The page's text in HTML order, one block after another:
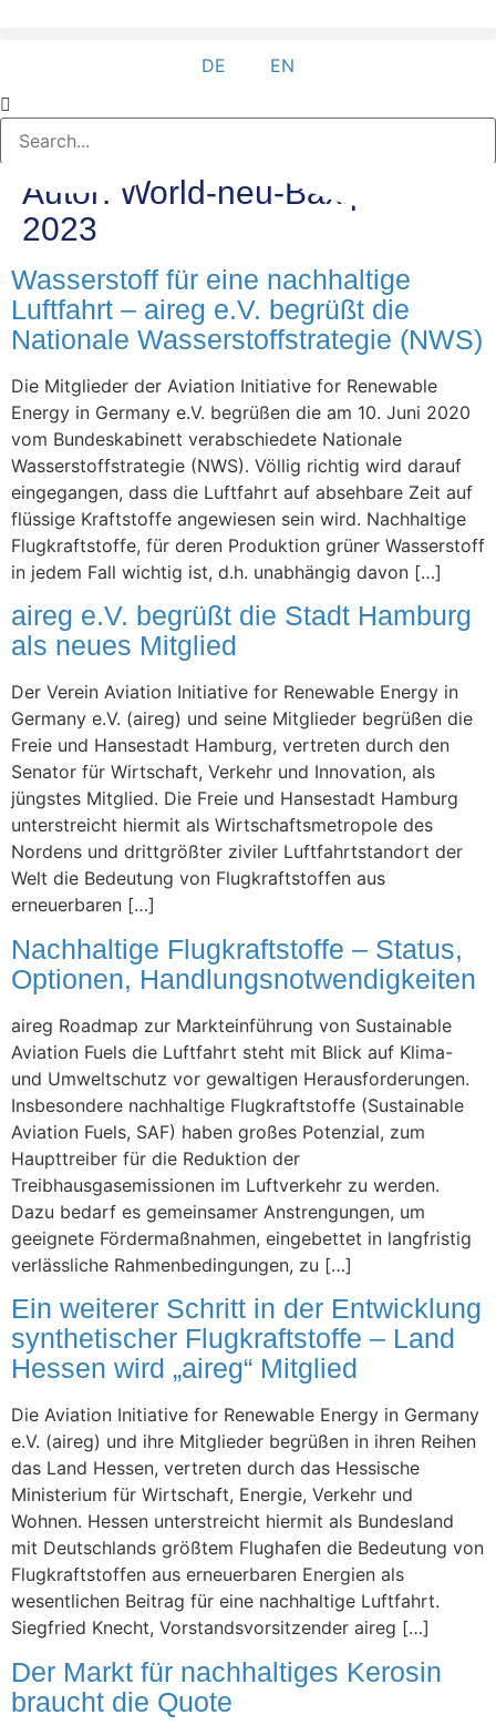
DE EN
Autor: World-neu-Baxipix-
2023
Wasserstoff für eine nachhaltige
Luftfahrt – aireg e.V. begrüßt die
Nationale Wasserstoffstrategie (NWS)
Die Mitglieder der Aviation Initiative for Renewable
Energy in Germany e.V. begrüßen die am 10. Juni 2020
vom Bundeskabinett verabschiedete Nationale
Wasserstoffstrategie (NWS). Völlig richtig wird darauf
eingegangen, dass die Luftfahrt auf absehbare Zeit auf
flüssige Kraftstoffe angewiesen sein wird. Nachhaltige
Flugkraftstoffe, für deren Produktion grüner Wasserstoff
in jedem Fall wichtig ist, d.h. unabhängig davon […]
aireg e.V. begrüßt die Stadt Hamburg
als neues Mitglied
Der Verein Aviation Initiative for Renewable Energy in
Germany e.V. (aireg) und seine Mitglieder begrüßen die
Freie und Hansestadt Hamburg, vertreten durch den
Senator für Wirtschaft, Verkehr und Innovation, als
jüngstes Mitglied. Die Freie und Hansestadt Hamburg
unterstreicht hiermit als Wirtschaftsmetropole des
Nordens und drittgrößter ziviler Luftfahrtstandort der
Welt die Bedeutung von Flugkraftstoffen aus
erneuerbaren […]
Nachhaltige Flugkraftstoffe – Status,
Optionen, Handlungsnotwendigkeiten
aireg Roadmap zur Markteinführung von Sustainable
Aviation Fuels die Luftfahrt steht mit Blick auf Klima-
und Umweltschutz vor gewaltigen Herausforderungen.
Insbesondere nachhaltige Flugkraftstoffe (Sustainable
Aviation Fuels, SAF) haben großes Potenzial, zum
Haupttreiber für die Reduktion der
Treibhausgasemissionen im Luftverkehr zu werden.
Dazu bedarf es gemeinsamer Anstrengungen, um
geeignete Fördermaßnahmen, eingebettet in langfristig
verlässliche Rahmenbedingungen, zu […]
Ein weiterer Schritt in der Entwicklung
synthetischer Flugkraftstoffe – Land
Hessen wird „aireg“ Mitglied
Die Aviation Initiative for Renewable Energy in Germany
e.V. (aireg) und ihre Mitglieder begrüßen in ihren Reihen
das Land Hessen, vertreten durch das Hessische
Ministerium für Wirtschaft, Energie, Verkehr und
Wohnen. Hessen unterstreicht hiermit als Bundesland
mit Deutschlands größtem Flughafen die Bedeutung von
Flugkraftstoffen aus erneuerbaren Energien als
wesentlichen Beitrag für eine nachhaltige Luftfahrt.
Siegfried Knecht, Vorstandsvorsitzender aireg […]
Der Markt für nachhaltiges Kerosin
braucht die Quote